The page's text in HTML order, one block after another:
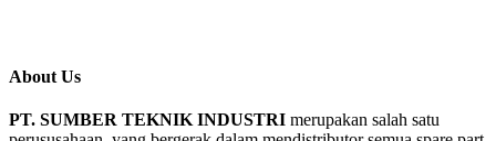
About Us
PT. SUMBER TEKNIK INDUSTRI merupakan salah satu